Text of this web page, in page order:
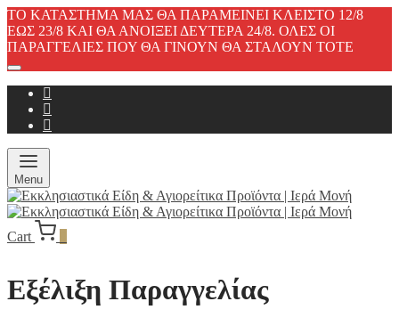
ΤΟ ΚΑΤΑΣΤΗΜΑ ΜΑΣ ΘΑ ΠΑΡΑΜΕΙΝΕΙ ΚΛΕΙΣΤΟ 12/8
ΕΩΣ 23/8 ΚΑΙ ΘΑ ΑΝΟΙΞΕΙ ΔΕΥΤΕΡΑ 24/8. ΟΛΕΣ ΟΙ
ΠΑΡΑΓΓΕΛΙΕΣ ΠΟΥ ΘΑ ΓΙΝΟΥΝ ΘΑ ΣΤΑΛΟΥΝ ΤΟΤΕ
Menu
Cart
Εξέλιξη Παραγγελίας